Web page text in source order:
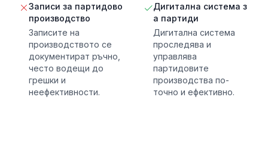
Записи за партидово
производство
Записите на
производството се
документират ръчно,
често водещи до
грешки и
неефективности.
Дигитална система з
а партиди
Дигитална система
проследява и
управлява
партидовите
производства по-
точно и ефективно.